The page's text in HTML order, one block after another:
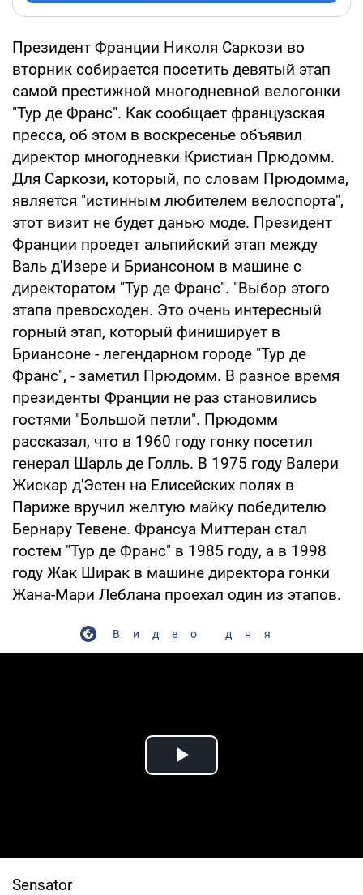
Президент Франции Николя Саркози во
вторник собирается посетить девятый этап
самой престижной многодневной велогонки
"Тур де Франс". Как сообщает французская
пресса, об этом в воскресенье объявил
директор многодневки Кристиан Прюдомм.
Для Саркози, который, по словам Прюдомма,
является "истинным любителем велоспорта",
этот визит не будет данью моде. Президент
Франции проедет альпийский этап между
Валь д'Изере и Бриансоном в машине с
директоратом "Тур де Франс". "Выбор этого
этапа превосходен. Это очень интересный
горный этап, который финиширует в
Бриансоне - легендарном городе "Тур де
Франс", - заметил Прюдомм. В разное время
президенты Франции не раз становились
гостями "Большой петли". Прюдомм
рассказал, что в 1960 году гонку посетил
генерал Шарль де Голль. В 1975 году Валери
Жискар д'Эстен на Елисейских полях в
Париже вручил желтую майку победителю
Бернару Тевене. Франсуа Миттеран стал
гостем "Тур де Франс" в 1985 году, а в 1998
году Жак Ширак в машине директора гонки
Жана-Мари Леблана проехал один из этапов.
Видео дня
Play Video
Sensator